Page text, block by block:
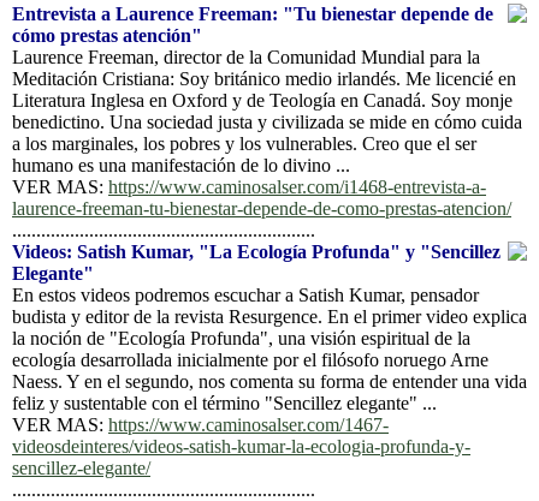
Entrevista a Laurence Freeman: "Tu bienestar depende de
cómo prestas atención"
Laurence Freeman, director de la Comunidad Mundial para la
Meditación Cristiana: Soy británico medio irlandés. Me licencié en
Literatura Inglesa en Oxford y de Teología en Canadá. Soy monje
benedictino. Una sociedad justa y civilizada se mide en cómo cuida
a los marginales, los pobres y los vulnerables. Creo que el ser
humano es una manifestación de lo divino ...
VER MAS: https://www.caminosalser.com/i1468-entrevista-a-
laurence-freeman-tu-bienestar-depende-de-como-prestas-atencion/
...............................................................
Videos: Satish Kumar, "La Ecología Profunda" y "Sencillez
Elegante"
En estos videos podremos escuchar a Satish Kumar, pensador
budista y editor de la revista Resurgence. En el primer video explica
la noción de "Ecología Profunda", una visión espiritual de la
ecología desarrollada inicialmente por el filósofo noruego Arne
Naess. Y en el segundo, nos comenta su forma de entender una vida
feliz y sustentable con el término "Sencillez elegante" ...
VER MAS: https://www.caminosalser.com/1467-
videosdeinteres/videos-satish-kumar-la-ecologia-profunda-y-
sencillez-elegante/
...............................................................